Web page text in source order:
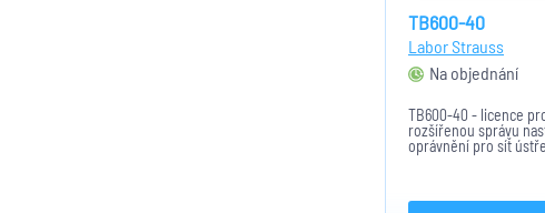
TB600-40
Labor Strauss
Na objednání
TB600-40 - licence
rozšířenou správu
oprávnění pro síť
BCnet600 - do 40